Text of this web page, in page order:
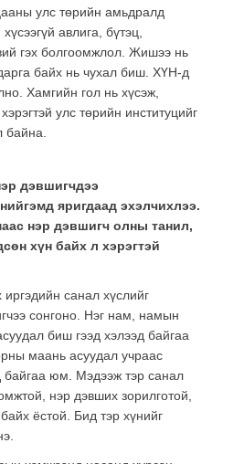
улс төрийн амьдралд
авлига, бүтэц,
гэх болгоомжлол. Жишээ нь
байх нь чухал биш. ХҮН-д
Хамгийн гол нь хүсэж,
улс төрийн институцийг
байна.
дэвшигчдээ
яригдаад эхэлчихлээ.
нэр дэвшигч олны танил,
хүн байх л хэрэгтэй
санал хүслийг
сонгоно. Нэг нам, намын
биш гээд хэлээд байгаа
маань асуудал учраас
байгаа юм. Мэдээж тэр санал
нэр дэвших зорилготой,
ёстой. Бид тэр хүнийг